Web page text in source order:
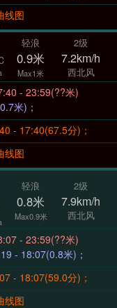
线图
轻浪
0.9米
Max1米
2级
7.2km/h
西北风
17:40 - 23:59(??米)
米)；
- 17:40(67.5分)；
线图
轻浪
0.8米
Max0.9米
2级
7.9km/h
西北风
18:07 - 23:59(??米)
12:19 - 18:07(0.8米)；
- 18:07(59.0分)；
线图